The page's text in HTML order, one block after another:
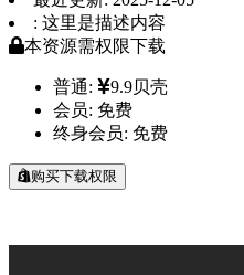
: 这里是描述内容
本资源需权限下载
普通:
9.9贝壳
会员: 免费
终身会员: 免费
购买下载权限